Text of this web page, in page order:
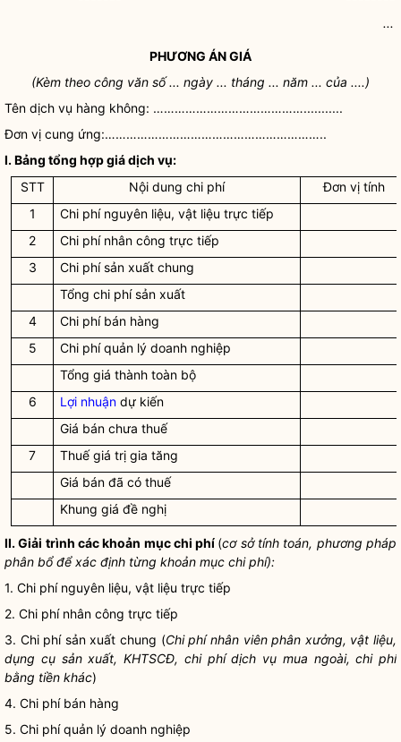
...
PHƯƠNG ÁNGIÁ
(Kèm theo công văn số ... ngày ... tháng ... năm ... của ....)
Tên dịch vụ hàng không: ……………………………………...........
Đơn vị cung ứng:……………………………………………………..
I. Bảng tổng hợp giá dịch vụ:
STT
Nội dungchi phí
Đơn vị tính
1
Chi phínguyên liệu, vật liệu trực tiếp
2
Chi phínhân công trực tiếp
3
Chi phísản xuất chung
Tổngchi phísản xuất
4
Chi phíbán hàng
5
Chi phíquản lý doanh nghiệp
Tổnggiá thành toàn bộ
6
Lợi nhuận dự kiến
Giá bán chưa thuế
7
Thuế giá trị gia tăng
Giá bán đã có thuế
Khunggiá đề nghị
II. Giải trình các khoản mụcchi phí (cơ sở tính toán, phương pháp
phân bổ để xác định từng khoản mục chi phí):
1. Chi phínguyên liệu, vật liệu trực tiếp
2. Chi phínhân công trực tiếp
3. Chi phísản xuất chung (Chi phínhân viên phân xưởng, vật liệu,
dụng cụ sản xuất, KHTSCĐ, chi phídịch vụ mua ngoài,chi phí
bằng tiền khác)
4. Chi phíbán hàng
5. Chi phíquản lý doanh nghiệp